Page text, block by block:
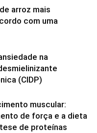
arroz mais
com uma
na
(CIDP)
muscular:
de força e a dieta
de proteínas